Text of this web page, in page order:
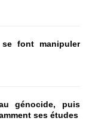
se font manipuler
génocide, puis
ses études